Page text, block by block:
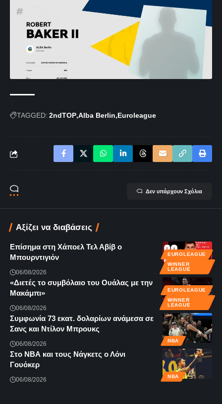
TAGGED: 2ndTOP Alba Berlin Euroleague
Δεν υπάρχουν Σχόλια
Αξίζει να διαβάσεις
EUROLEAGUE
WINNER
LEAGUE
Επίσημα στη Χάποελ Τελ Αβίβ ο
Μπουρντιγιόν
06/08/2026
EUROLEAGUE
WINNER
LEAGUE
«Διετές το συμβόλαιο του Ουάλας με την
Μακάμπι»
06/08/2026
NBA
Συμφωνία 73 εκατ. δολαρίων ανάμεσα σε
Σανς και Ντίλον Μπρουκς
06/08/2026
NBA
Στο ΝΒΑ και τους Νάγκετς ο Λόνι
Γουόκερ
06/08/2026